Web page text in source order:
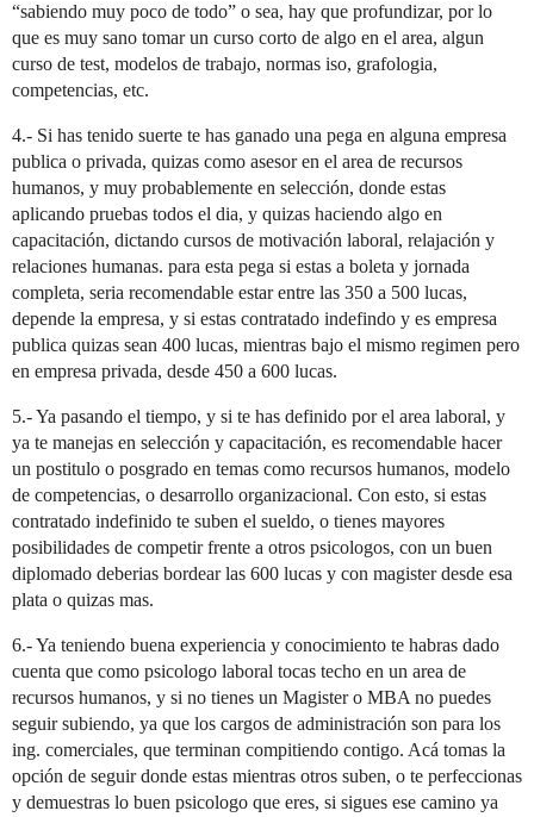
“sabiendo muy poco de todo” o sea, hay que profundizar, por lo
que es muy sano tomar un curso corto de algo en el area, algun
curso de test, modelos de trabajo, normas iso, grafologia,
competencias, etc.
4.- Si has tenido suerte te has ganado una pega en alguna empresa
publica o privada, quizas como asesor en el area de recursos
humanos, y muy probablemente en selección, donde estas
aplicando pruebas todos el dia, y quizas haciendo algo en
capacitación, dictando cursos de motivación laboral, relajación y
relaciones humanas. para esta pega si estas a boleta y jornada
completa, seria recomendable estar entre las 350 a 500 lucas,
depende la empresa, y si estas contratado indefindo y es empresa
publica quizas sean 400 lucas, mientras bajo el mismo regimen pero
en empresa privada, desde 450 a 600 lucas.
5.- Ya pasando el tiempo, y si te has definido por el area laboral, y
ya te manejas en selección y capacitación, es recomendable hacer
un postitulo o posgrado en temas como recursos humanos, modelo
de competencias, o desarrollo organizacional. Con esto, si estas
contratado indefinido te suben el sueldo, o tienes mayores
posibilidades de competir frente a otros psicologos, con un buen
diplomado deberias bordear las 600 lucas y con magister desde esa
plata o quizas mas.
6.- Ya teniendo buena experiencia y conocimiento te habras dado
cuenta que como psicologo laboral tocas techo en un area de
recursos humanos, y si no tienes un Magister o MBA no puedes
seguir subiendo, ya que los cargos de administración son para los
ing. comerciales, que terminan compitiendo contigo. Acá tomas la
opción de seguir donde estas mientras otros suben, o te perfeccionas
y demuestras lo buen psicologo que eres, si sigues ese camino ya